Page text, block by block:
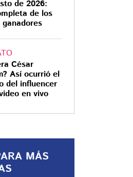
mil
en
Royale
de 2026:
de los
César
Así ocurrió el
del influencer
en vivo
MÁS